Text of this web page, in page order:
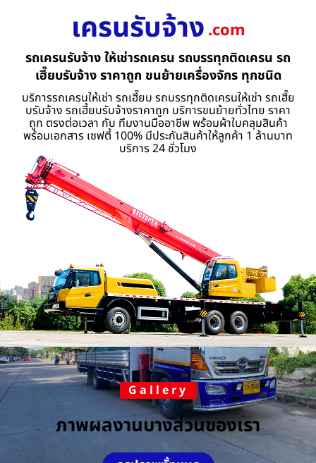
เครนรับจ้าง .com
รถเครนรับจ้าง ให้เช่ารถเครน รถบรรทุกติดเครน รถ
เฮี๊ยบรับจ้าง ราคาถูก ขนย้ายเครื่องจักร ทุกชนิด
บริการรถเครนให้เช่า รถเฮี๊ยบ รถบรรทุกติดเครนให้เช่า รถเฮี๊ย
บรับจ้าง รถเฮี้ยบรับจ้างราคาถูก บริการขนย้ายทั่วไทย ราคา
ถูก ตรงต่อเวลา กับ ทีมงานมืออาชีพ พร้อมผ้าใบคลุมสินค้า
พร้อมเอกสาร เซฟตี้ 100% มีประกันสินค้าให้ลูกค้า 1 ล้านบาท
บริการ 24 ชั่วโมง
Gallery
ภาพผลงานบางส่วนของเรา